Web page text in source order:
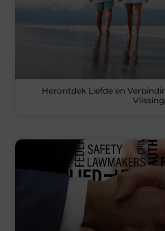
Herontdek Liefde en